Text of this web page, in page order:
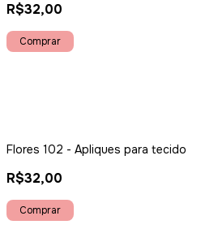
R$32,00
Flores 102 - Apliques para tecido
R$32,00